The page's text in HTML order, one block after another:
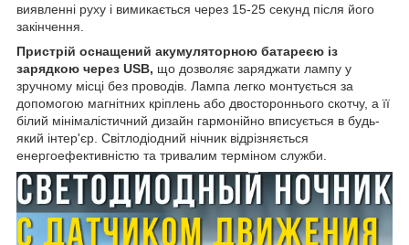
виявленні руху і вимикається через 15-25 секунд після його
закінчення.
Пристрій оснащений акумуляторною батареєю із
зарядкою через USB, що дозволяє заряджати лампу у
зручному місці без проводів. Лампа легко монтується за
допомогою магнітних кріплень або двостороннього скотчу, а її
білий мінімалістичний дизайн гармонійно вписується в будь-
який інтер'єр. Світлодіодний нічник відрізняється
енергоефективністю та тривалим терміном служби.